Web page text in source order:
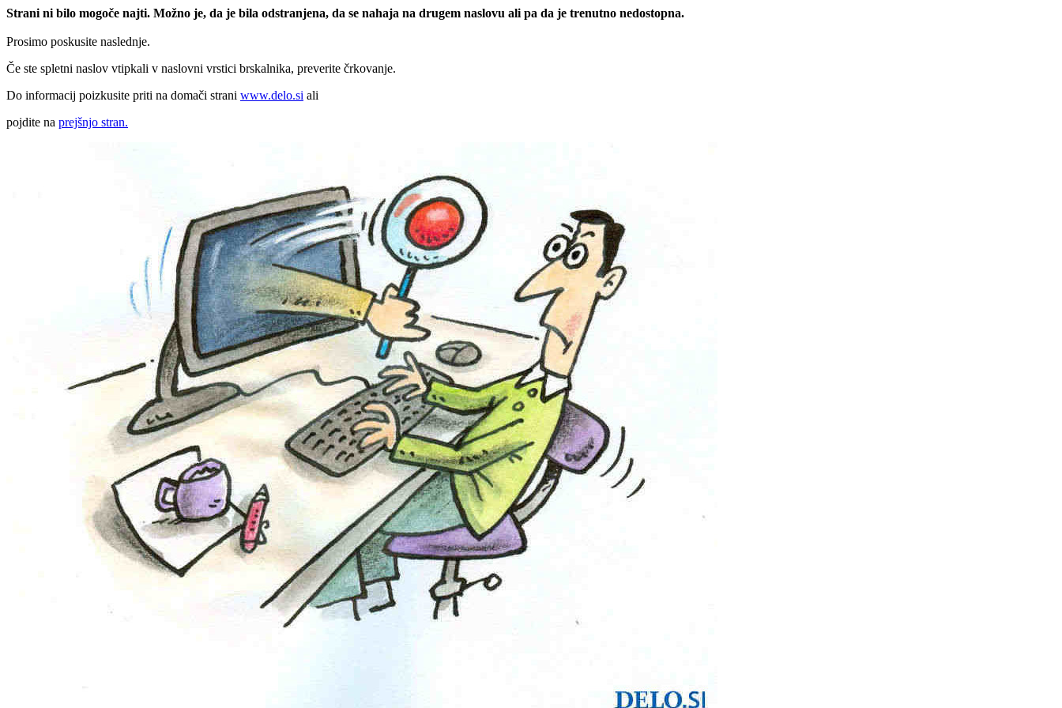
Strani ni bilo mogoče najti. Možno je, da je bila odstranjena, da se nahaja na drugem naslovu ali pa da je trenutno nedostopna.
Prosimo poskusite naslednje.
Če ste spletni naslov vtipkali v naslovni vrstici brskalnika, preverite črkovanje.
Do informacij poizkusite priti na domači strani www.delo.si ali
pojdite na prejšnjo stran.